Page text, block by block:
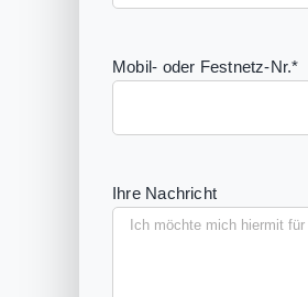
Mobil- oder Festnetz-Nr.*
Ihre Nachricht